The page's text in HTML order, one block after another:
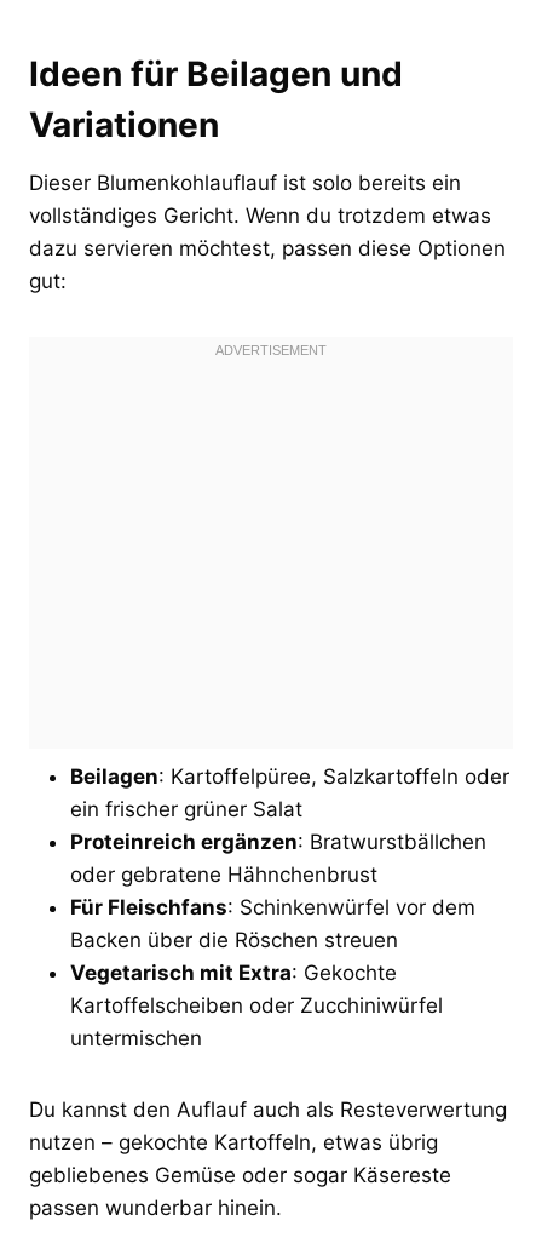
Ideen für Beilagen und
Variationen
Dieser Blumenkohlauflauf ist solo bereits ein
vollständiges Gericht. Wenn du trotzdem etwas
dazu servieren möchtest, passen diese Optionen
gut:
Beilagen: Kartoffelpüree, Salzkartoffeln oder
ein frischer grüner Salat
Proteinreich ergänzen: Bratwurstbällchen
oder gebratene Hähnchenbrust
Für Fleischfans: Schinkenwürfel vor dem
Backen über die Röschen streuen
Vegetarisch mit Extra: Gekochte
Kartoffelscheiben oder Zucchiniwürfel
untermischen
Du kannst den Auflauf auch als Resteverwertung
nutzen – gekochte Kartoffeln, etwas übrig
gebliebenes Gemüse oder sogar Käsereste
passen wunderbar hinein.